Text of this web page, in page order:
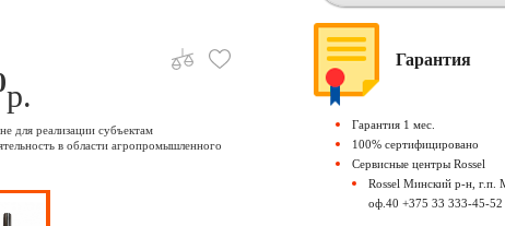
р.
для реализации субъектам
в области агропромышленного
Гарантия
Гарантия 1 мес.
100% сертифицировано
Сервисные центры Rossel
Rossel Минский р-н, г.п.
оф.40 +375 33 333-45-52